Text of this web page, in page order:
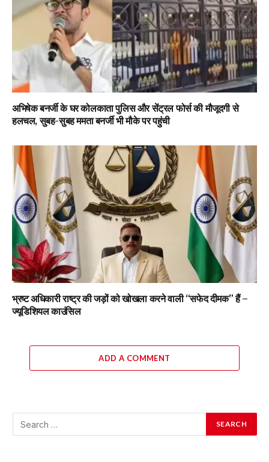
अभिषेक बनर्जी के घर कोलकाता पुलिस और सेंट्रल फोर्स की मौजूदगी से
हलचल, सुबह-सुबह ममता बनर्जी भी मौके पर पहुंची
भ्रष्ट अधिकारी राष्ट्र की जड़ों को खोखला करने वाली “सफेद दीमक” हैं –
ज्यूडिशियल काउंसिल
ADD A COMMENT